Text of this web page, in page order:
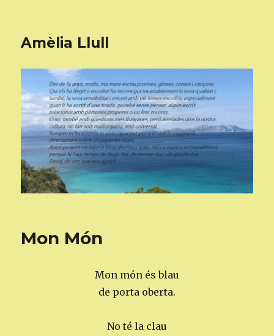
Amèlia Llull
Mon Món
Mon món és blau
de porta oberta.
No té la clau